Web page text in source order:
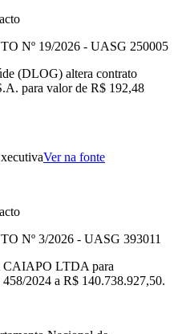
Nº 19/2026 - UASG 250005
(DLOG) altera contrato
para valor de R$ 192,48
Ver na fonte
Nº 3/2026 - UASG 393011
LTDA para
2024 a R$ 140.738.927,50.